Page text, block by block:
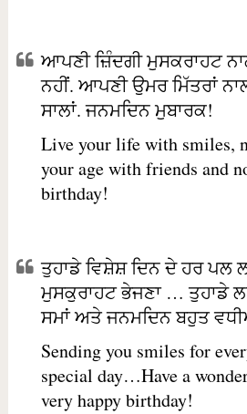
ਆਪਣੀ ਜ਼ਿੰਦਗੀ ਮੁਸਕਰਾਹਟ
ਨਹੀਂ. ਆਪਣੀ ਉਮਰ ਮਿੱਤਰਾਂ
ਸਾਲਾਂ. ਜਨਮਦਿਨ ਮੁਬਾਰਕ!
Live your life with smiles,
your age with friends and
birthday!
ਤੁਹਾਡੇ ਵਿਸ਼ੇਸ਼ ਦਿਨ ਦੇ ਹਰ ਪਲ
ਮੁਸਕੁਰਾਹਟ ਭੇਜਣਾ … ਤੁਹਾਡੇ
ਸਮਾਂ ਅਤੇ ਜਨਮਦਿਨ ਬਹੁਤ
Sending you smiles for
special day…Have a
very happy birthday!